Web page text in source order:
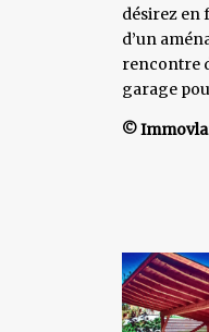
désirez en
d’un
rencontre
garage
©